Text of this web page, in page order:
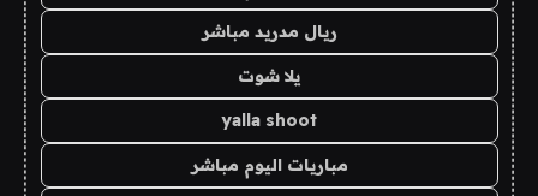
ريال مدريد مباشر
يلا شوت
yalla shoot
مباريات اليوم مباشر